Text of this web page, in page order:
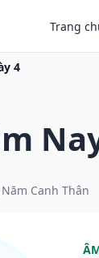
Trang
4
Canh Thân